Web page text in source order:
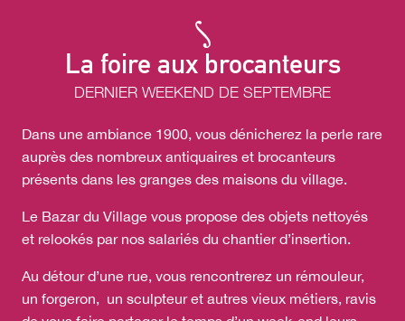
La foire aux brocanteurs
DERNIER WEEKEND DE SEPTEMBRE
Dans une ambiance 1900, vous dénicherez la perle rare
auprès des nombreux antiquaires et brocanteurs
présents dans les granges des maisons du village.
Le Bazar du Village vous propose des objets nettoyés
et relookés par nos salariés du chantier d’insertion.
Au détour d’une rue, vous rencontrerez un rémouleur,
un forgeron, un sculpteur et autres vieux métiers, ravis